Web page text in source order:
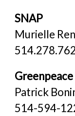
SNAP
Murielle
Greenpeace
Patrick
514-594-